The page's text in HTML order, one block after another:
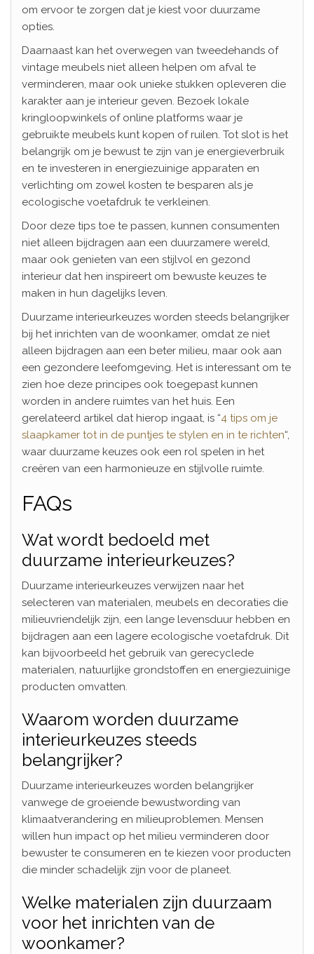
om ervoor te zorgen dat je kiest voor duurzame
opties.
Daarnaast kan het overwegen van tweedehands of
vintage meubels niet alleen helpen om afval te
verminderen, maar ook unieke stukken opleveren die
karakter aan je interieur geven. Bezoek lokale
kringloopwinkels of online platforms waar je
gebruikte meubels kunt kopen of ruilen. Tot slot is het
belangrijk om je bewust te zijn van je energieverbruik
en te investeren in energiezuinige apparaten en
verlichting om zowel kosten te besparen als je
ecologische voetafdruk te verkleinen.
Door deze tips toe te passen, kunnen consumenten
niet alleen bijdragen aan een duurzamere wereld,
maar ook genieten van een stijlvol en gezond
interieur dat hen inspireert om bewuste keuzes te
maken in hun dagelijks leven.
Duurzame interieurkeuzes worden steeds belangrijker
bij het inrichten van de woonkamer, omdat ze niet
alleen bijdragen aan een beter milieu, maar ook aan
een gezondere leefomgeving. Het is interessant om te
zien hoe deze principes ook toegepast kunnen
worden in andere ruimtes van het huis. Een
gerelateerd artikel dat hierop ingaat, is “4 tips om je
slaapkamer tot in de puntjes te stylen en in te richten“,
waar duurzame keuzes ook een rol spelen in het
creëren van een harmonieuze en stijlvolle ruimte.
FAQs
Wat wordt bedoeld met
duurzame interieurkeuzes?
Duurzame interieurkeuzes verwijzen naar het
selecteren van materialen, meubels en decoraties die
milieuvriendelijk zijn, een lange levensduur hebben en
bijdragen aan een lagere ecologische voetafdruk. Dit
kan bijvoorbeeld het gebruik van gerecyclede
materialen, natuurlijke grondstoffen en energiezuinige
producten omvatten.
Waarom worden duurzame
interieurkeuzes steeds
belangrijker?
Duurzame interieurkeuzes worden belangrijker
vanwege de groeiende bewustwording van
klimaatverandering en milieuproblemen. Mensen
willen hun impact op het milieu verminderen door
bewuster te consumeren en te kiezen voor producten
die minder schadelijk zijn voor de planeet.
Welke materialen zijn duurzaam
voor het inrichten van de
woonkamer?